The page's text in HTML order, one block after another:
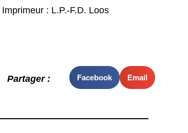
Imprimeur : L.P.-F.D. Loos
Partager : Facebook Email